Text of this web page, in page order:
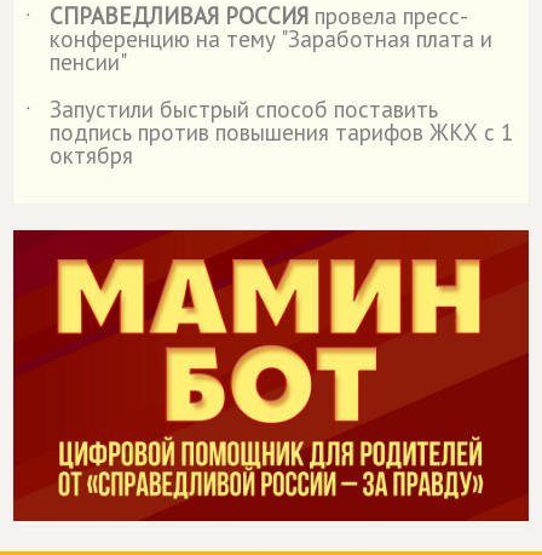
˙
СПРАВЕДЛИВАЯ РОССИЯ провела пресс-
конференцию на тему "Заработная плата и
пенсии"
˙
Запустили быстрый способ поставить
подпись против повышения тарифов ЖКХ с 1
октября